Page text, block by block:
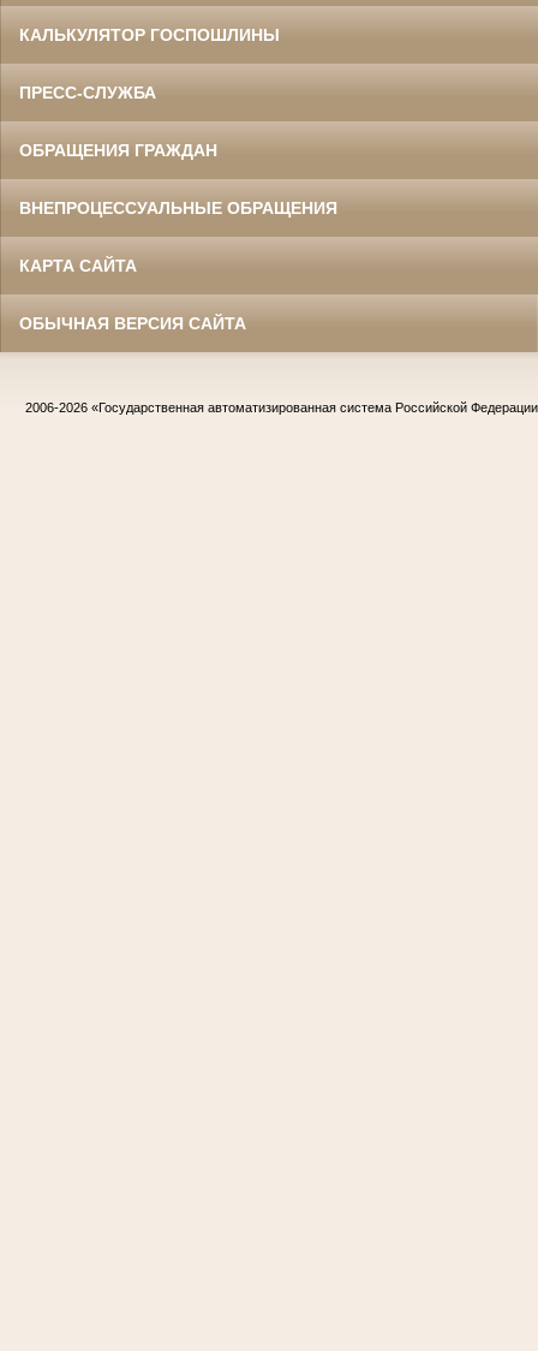
КАЛЬКУЛЯТОР ГОСПОШЛИНЫ
ПРЕСС-СЛУЖБА
ОБРАЩЕНИЯ ГРАЖДАН
ВНЕПРОЦЕССУАЛЬНЫЕ ОБРАЩЕНИЯ
КАРТА САЙТА
ОБЫЧНАЯ ВЕРСИЯ САЙТА
2006-2026 «Государственная автоматизированная система Российской